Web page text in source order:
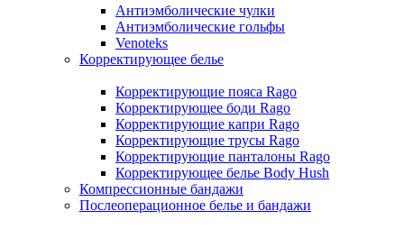
Антиэмболические чулки
Антиэмболические гольфы
Venoteks
Корректирующее белье
Корректирующие пояса Rago
Корректирующее боди Rago
Корректирующие капри Rago
Корректирующие трусы Rago
Корректирующие панталоны Rago
Корректирующее белье Body Hush
Компрессионные бандажи
Послеоперационное белье и бандажи